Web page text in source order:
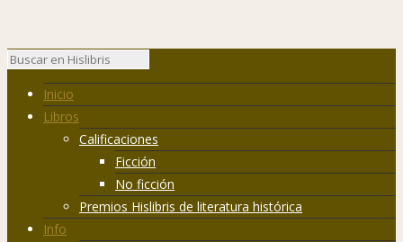
Inicio
Libros
Calificaciones
Ficción
No ficción
Premios Hislibris de literatura histórica
Info